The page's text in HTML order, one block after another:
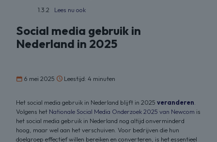
Lees nu ook
Social media gebruik in
Nederland in 2025
6 mei 2025 Leestijd: 4 minuten
Het social media gebruik in Nederland blijft in 2025 veranderen
Volgens het Nationale Social Media Onderzoek 2025 van Newcom is
het social media gebruik in Nederland nog altijd onverminderd
hoog, maar wel aan het verschuiven. Voor bedrijven die hun
doelgroep effectief willen bereiken en converteren, is het essentieel